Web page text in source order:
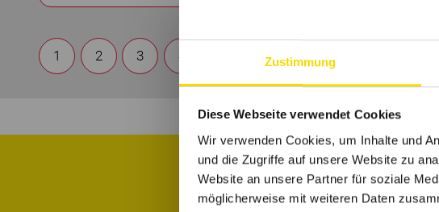
Zustimmung
Diese Webseite verwendet Cookies
Wir verwenden Cookies, um Inhalte und
und die Zugriffe auf unsere Website zu
Website an unsere Partner für soziale
möglicherweise mit weiteren Daten
1 2 3 4 6
Informiere dich in den